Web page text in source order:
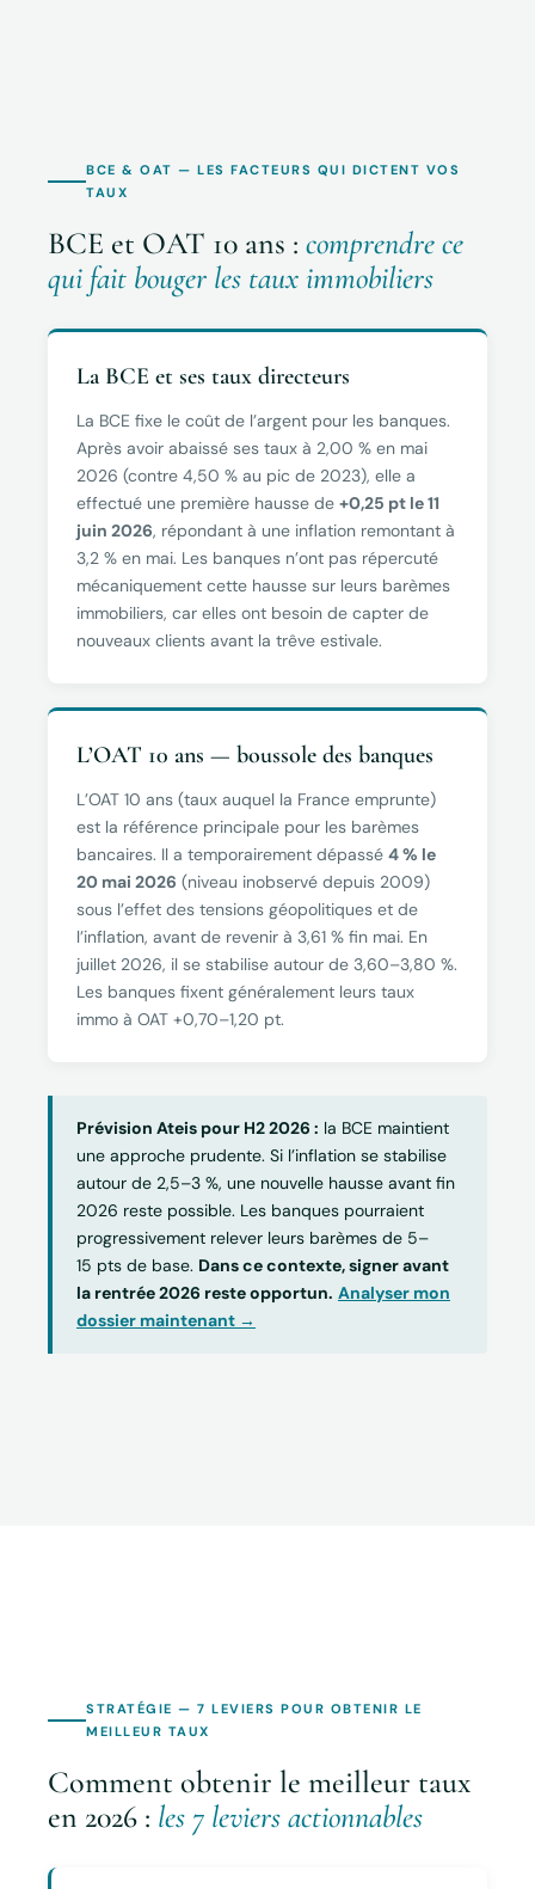
BCE & OAT — LES FACTEURS QUI DICTENT VOS
TAUX
BCE et OAT 10 ans : comprendre ce
qui fait bouger les taux immobiliers
La BCE et ses taux directeurs
La BCE fixe le coût de l’argent pour les banques.
Après avoir abaissé ses taux à 2,00 % en mai
2026 (contre 4,50 % au pic de 2023), elle a
effectué une première hausse de +0,25 pt le 11
juin 2026, répondant à une inflation remontant à
3,2 % en mai. Les banques n’ont pas répercuté
mécaniquement cette hausse sur leurs barèmes
immobiliers, car elles ont besoin de capter de
nouveaux clients avant la trêve estivale.
L’OAT 10 ans — boussole des banques
L’OAT 10 ans (taux auquel la France emprunte)
est la référence principale pour les barèmes
bancaires. Il a temporairement dépassé 4 % le
20 mai 2026 (niveau inobservé depuis 2009)
sous l’effet des tensions géopolitiques et de
l’inflation, avant de revenir à 3,61 % fin mai. En
juillet 2026, il se stabilise autour de 3,60–3,80 %.
Les banques fixent généralement leurs taux
immo à OAT +0,70–1,20 pt.
Prévision Ateis pour H2 2026 : la BCE maintient
une approche prudente. Si l’inflation se stabilise
autour de 2,5–3 %, une nouvelle hausse avant fin
2026 reste possible. Les banques pourraient
progressivement relever leurs barèmes de 5–
15 pts de base. Dans ce contexte, signer avant
la rentrée 2026 reste opportun. Analyser mon
dossier maintenant →
STRATÉGIE — 7 LEVIERS POUR OBTENIR LE
MEILLEUR TAUX
Comment obtenir le meilleur taux
en 2026 : les 7 leviers actionnables